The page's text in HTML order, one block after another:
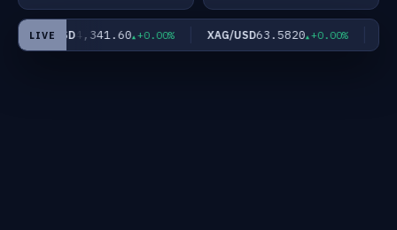
LIVE
XAU/USD4,341.60 +0.00% XAG/USD63.5820 +0.00%